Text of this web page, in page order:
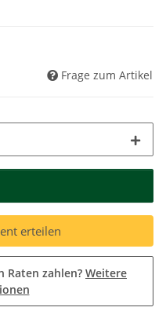
Frage zum Artikel
erteilen
Raten zahlen? Weitere